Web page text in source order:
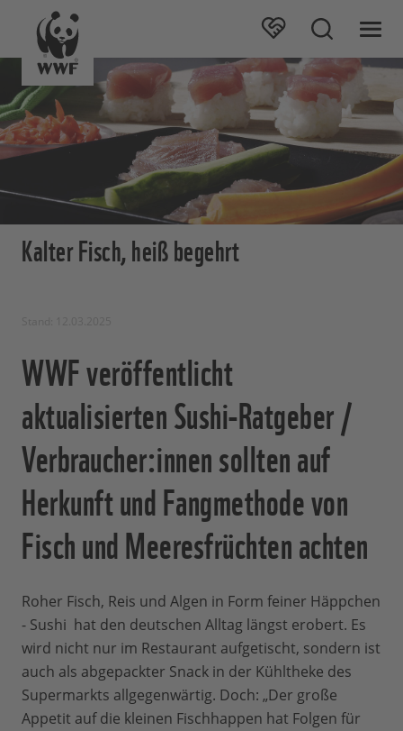
Kalter Fisch, heiß begehrt
WWF veröffentlicht
aktualisierten Sushi-Ratgeber /
Verbraucher:innen sollten auf
Herkunft und Fangmethode von
Fisch und Meeresfrüchten achten
Roher Fisch, Reis und Algen in Form feiner Häppchen
- Sushi hat den deutschen Alltag längst erobert. Es
wird nicht nur im Restaurant aufgetischt, sondern ist
auch als abgepackter Snack in der Kühltheke des
Supermarkts allgegenwärtig. Doch: „Der große
Appetit auf die kleinen Fischhappen hat Folgen für